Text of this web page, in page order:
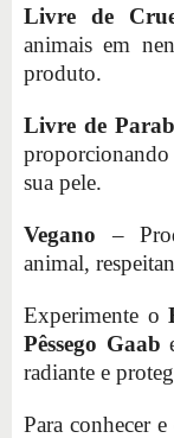
Livre de
animais em
produto.
Livre de
proporcionando
sua pele.
Vegano –
animal,
Experimente o
Pêssego Gaab
radiante e
Para conhecer